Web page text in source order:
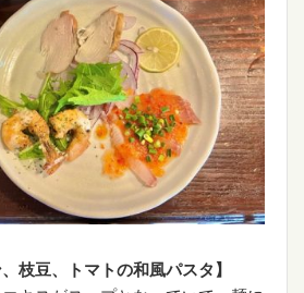
枝豆、トマトの和風パスタ】